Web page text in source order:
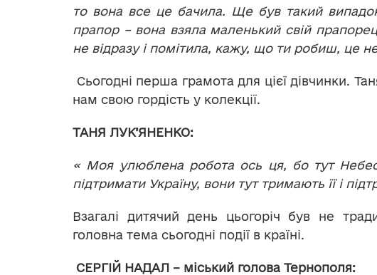
то вона все це бачила. Ще був такий
прапор – вона взяла маленький свій
не відразу і помітила, кажу, що ти робиш, це
Сьогодні перша грамота для цієї дівчинки.
нам свою гордість у колекції.
ТАНЯ ЛУК’ЯНЕНКО:
« Моя улюблена робота ось ця, бо тут
підтримати Україну, вони тут тримають її і
Взагалі дитячий день цьогоріч був не
головна тема сьогодні події в країні.
СЕРГІЙ НАДАЛ – міський голова Тернополя: